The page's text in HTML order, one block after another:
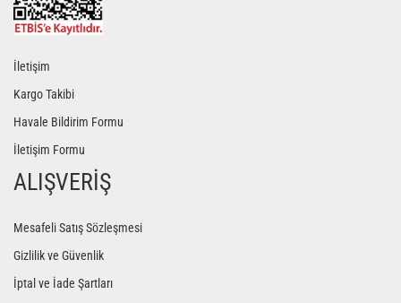
İletişim
Kargo Takibi
Havale Bildirim Formu
İletişim Formu
ALIŞVERİŞ
Mesafeli Satış Sözleşmesi
Gizlilik ve Güvenlik
İptal ve İade Şartları